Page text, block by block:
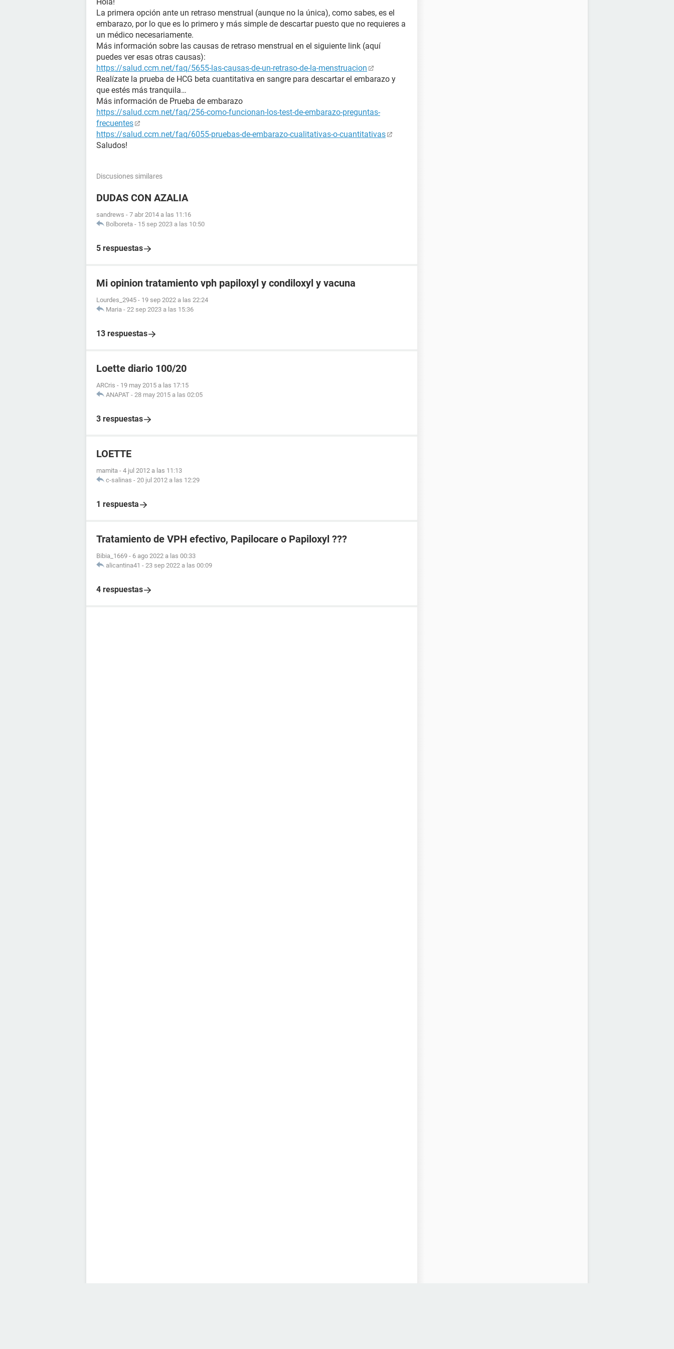
La primera opción ante un retraso menstrual (aunque no la única), como sabes, es el
embarazo, por lo que es lo primero y más simple de descartar puesto que no requieres a
un médico necesariamente.
Más información sobre las causas de retraso menstrual en el siguiente link (aquí
puedes ver esas otras causas):
https://salud.ccm.net/faq/5655-las-causas-de-un-retraso-de-la-menstruacion
Realízate la prueba de HCG beta cuantitativa en sangre para descartar el embarazo y
que estés más tranquila…
Más información de Prueba de embarazo
https://salud.ccm.net/faq/256-como-funcionan-los-test-de-embarazo-preguntas-
frecuentes
https://salud.ccm.net/faq/6055-pruebas-de-embarazo-cualitativas-o-cuantitativas
Saludos!
Discusiones similares
DUDAS CON AZALIA
sandrews - 7 abr 2014 a las 11:16
Bolboreta - 15 sep 2023 a las 10:50
5 respuestas
Mi opinion tratamiento vph papiloxyl y condiloxyl y vacuna
Lourdes_2945 - 19 sep 2022 a las 22:24
Maria - 22 sep 2023 a las 15:36
13 respuestas
Loette diario 100/20
ARCris - 19 may 2015 a las 17:15
ANAPAT - 28 may 2015 a las 02:05
3 respuestas
LOETTE
mamita - 4 jul 2012 a las 11:13
c-salinas - 20 jul 2012 a las 12:29
1 respuesta
Tratamiento de VPH efectivo, Papilocare o Papiloxyl ???
Bibia_1669 - 6 ago 2022 a las 00:33
alicantina41 - 23 sep 2022 a las 00:09
4 respuestas